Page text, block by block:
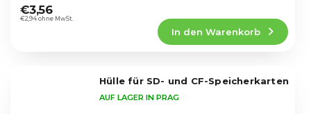
durchschnittliche
Produktbewertung
€2,94 ohne MwSt.
€3,56
In den Warenkorb
Hülle für SD- und CF-Speicherkarten
AUF LAGER IN PRAG